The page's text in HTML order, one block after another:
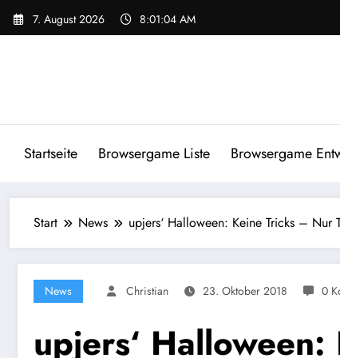
Zum
Inhalt
7. August 2026 8:01:04 AM
Startseite Browsergame Liste Browsergame
Start News upjers‘ Halloween: Keine Tricks – Nur
News Christian 23. Oktober 2018 0
upjers‘